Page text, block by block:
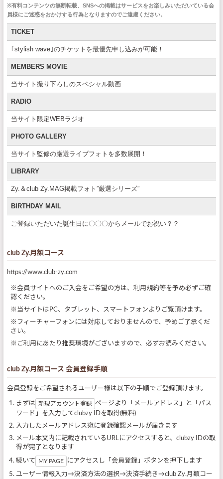
※有料コンテンツの無断転載、SNSへの掲載はサービスをお楽しみいただいている会
員様にご迷惑をおかけする行為となりますのでご遠慮ください。
TICKET
｢stylish wave｣のチケットを最優先申し込みが可能！
MEMBERS MOVIE
当サイト撮り下ろしのスペシャル動画
RADIO
当サイト限定WEBラジオ
PHOTO GALLERY
当サイト監修の厳選ライブフォトを多数展開！
LIBRARY
Zy.＆club Zy.MAG掲載フォト”厳選シリーズ”
BIRTHDAY MAIL
ご登録いただいた誕生日に〇〇〇からメールでお祝い？？
club Zy.月額コース
https://www.club-zy.com
※会員サイトへのご入会をご希望の方は、利用規約等を予め必ずご確
認ください。
※当サイトはPC、タブレット、スマートフォンよりご覧頂けます。
※フィーチャーフォンには対応しておりませんので、予めご了承くだ
さい。
※ご利用にあたり推奨環境がございますので、必ずお読みください。
club Zy.月額コース 会員登録手順
会員登録をご希望されるユーザー様は以下の手順でご登録頂けます。
まずは 新規アカウント登録 ページより「メールアドレス」と「パス
ワード」を入力してclubzy IDを取得(無料)
入力したメールアドレス宛に登録確認メールが届きます
メール本文内に記載されているURLにアクセスすると、clubzy IDの取
得が完了となります
続いて MY PAGE にアクセスし「会員登録」ボタンを押下します
ユーザー情報入力→決済方法の選択→決済手続き→club Zy.月額コー